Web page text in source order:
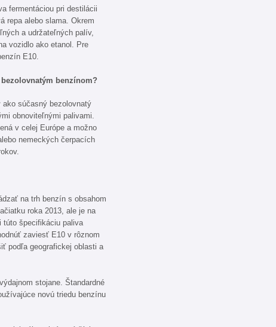
fermentáciou pri destilácii
repa alebo slama. Okrem
a udržateľných palív,
vozidlo ako etanol. Pre
E10.
benzínom?
súčasný bezolovnatý
obnoviteľnými palivami.
v celej Európe a možno
nemeckých čerpacích
na trh benzín s obsahom
roka 2013, ale je na
túto špecifikáciu paliva
zaviesť E10 v rôznom
podľa geografickej oblasti a
stojane. Štandardné
novú triedu benzínu